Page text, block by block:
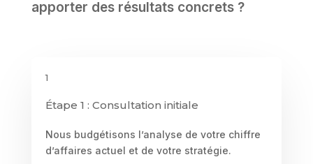
apporter des résultats concrets ?
1
Étape 1 : Consultation initiale
Nous budgétisons l’analyse de votre chiffre
d’affaires actuel et de votre stratégie.